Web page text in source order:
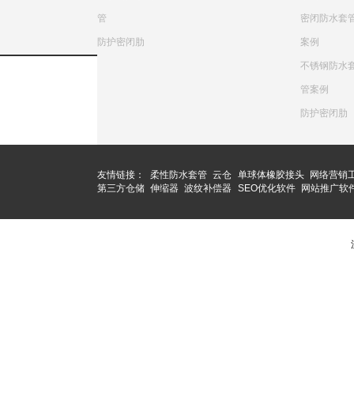
管
防护密闭肋
密闭防水套
案例
不锈钢防水
管案例
防护密闭肋
友情链接： 柔性防水套管 云仓 单球体橡胶接头
网络营销
第三方仓储 伸缩器 波纹补偿器 SEO优化软件 网站推广软